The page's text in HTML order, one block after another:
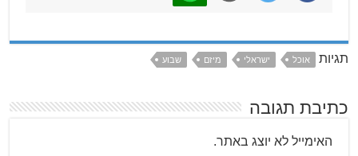
תגיות אוכל ישראלי מיזם שבוע
כתיבת תגובה
האימייל לא יוצג באתר.